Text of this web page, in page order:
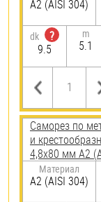
А2 (AISI 304)
dk
?
9.5
m
5.1
Саморез по
и
4,8х80 мм А2
Материал
А2 (AISI 304)